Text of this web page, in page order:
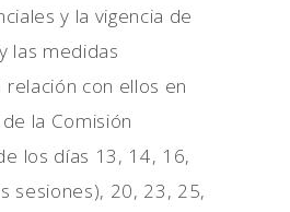
y la vigencia de
las medidas
con ellos en
la Comisión
los días 13, 14, 16,
sesiones), 20, 23, 25,